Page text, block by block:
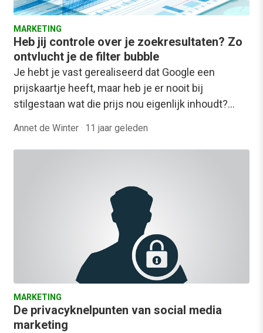
MARKETING
Heb jij controle over je zoekresultaten? Zo
ontvlucht je de filter bubble
Je hebt je vast gerealiseerd dat Google een
prijskaartje heeft, maar heb je er nooit bij
stilgestaan wat die prijs nou eigenlijk inhoudt?…
Annet de Winter · 11 jaar geleden
MARKETING
De privacyknelpunten van social media
marketing